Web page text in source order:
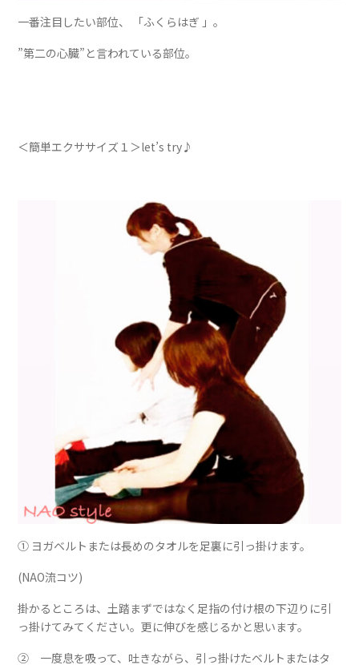
一番注目したい部位、 「ふくらはぎ 」。
”第二の心臓”と言われている部位。
＜簡単エクササイズ１＞let’s try♪
① ヨガベルトまたは長めのタオルを足裏に引っ掛けます。
(NAO流コツ)
掛かるところは、土踏まずではなく足指の付け根の下辺りに引
っ掛けてみてください。更に伸びを感じるかと思います。
② 一度息を吸って、吐きながら、引っ掛けたベルトまたはタ